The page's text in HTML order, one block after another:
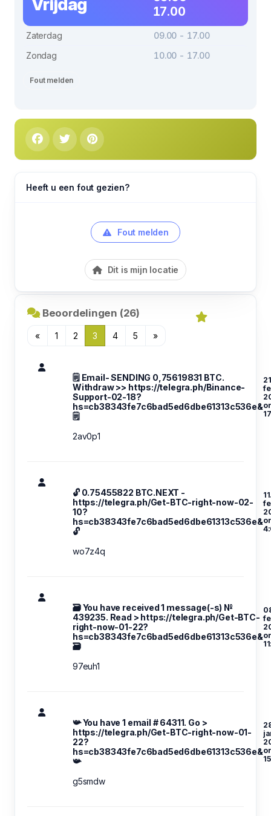
17.00
Zaterdag
09.00 - 17.00
Zondag
10.00 - 17.00
Fout melden
Heeft u een fout gezien?
Fout melden
Dit is mijn locatie
Beoordelingen (26)
« 1 2 3 4 5 »
🗒 Email- SENDING 0,75619831 BTC.
Withdraw >> https://telegra.ph/Binance-
Support-02-18?
hs=cb38343fe7c6bad5ed6dbe61313c536e&
🗒
2av0p1
🔓 0.75455822 BTC.NEXT -
https://telegra.ph/Get-BTC-right-now-02-
10?
hs=cb38343fe7c6bad5ed6dbe61313c536e&
🔓
wo7z4q
🗃 You have received 1 message(-s) №
439235. Read > https://telegra.ph/Get-BTC-
right-now-01-22?
hs=cb38343fe7c6bad5ed6dbe61313c536e&
🗃
97euh1
📯 You have 1 email # 64311. Go >
https://telegra.ph/Get-BTC-right-now-01-
22?
hs=cb38343fe7c6bad5ed6dbe61313c536e&
📯
g5smdw